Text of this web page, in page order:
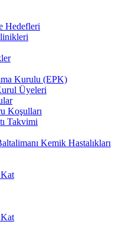
Hedefleri
Kurulu (EPK)
Üyeleri
Koşulları
Takvimi
Kemik Hastalıkları